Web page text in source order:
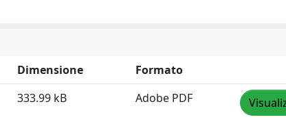
Dimensione
Formato
333.99 kB Adobe PDF